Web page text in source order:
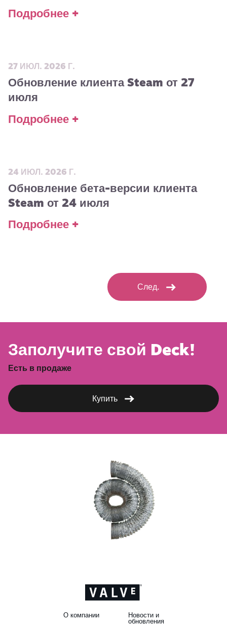
Подробнее +
27 ИЮЛ. 2026 Г.
Обновление клиента Steam от 27
июля
Подробнее +
24 ИЮЛ. 2026 Г.
Обновление бета-версии клиента
Steam от 24 июля
Подробнее +
След.
Заполучите свой Deck!
Есть в продаже
Купить
О компании Новости и
обновления